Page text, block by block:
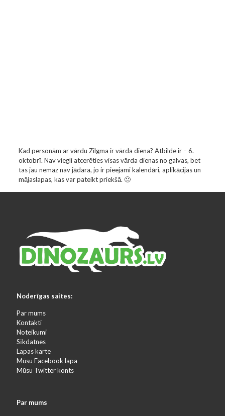
Kad personām ar vārdu Zilgma ir vārda diena? Atbilde ir – 6.
oktobrī. Nav viegli atcerēties visas vārda dienas no galvas, bet
tas jau nemaz nav jādara, jo ir pieejami kalendāri, aplikācijas un
mājaslapas, kas var pateikt priekšā. 🙂
Noderīgas saites:
Par mums
Kontakti
Noteikumi
Sīkdatnes
Lapas karte
Mūsu Facebook lapa
Mūsu Twitter konts
Par mums